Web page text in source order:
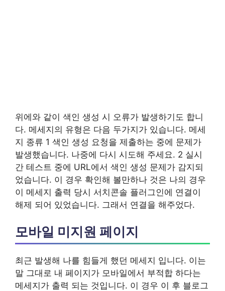
위에와 같이 색인 생성 시 오류가 발생하기도 합니
다. 메세지의 유형은 다음 두가지가 있습니다. 메세
지 종류 1 색인 생성 요청을 제출하는 중에 문제가
발생했습니다. 나중에 다시 시도해 주세요. 2 실시
간 테스트 중에 URL에서 색인 생성 문제가 감지되
었습니다. 이 경우 확인해 볼만하나 것은 나의 경우
이 메세지 출력 당시 서치콘솔 플러그인에 연결이
해제 되어 있었습니다. 그래서 연결을 해주었다.
모바일 미지원 페이지
최근 발생해 나를 힘들게 했던 메세지 입니다. 이는
말 그대로 내 페이지가 모바일에서 부적합 하다는
메세지가 출력 되는 것입니다. 이 경우 이 후 블로그